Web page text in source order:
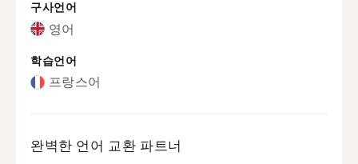
구사언어
영어
학습언어
프랑스어
완벽한 언어 교환 파트너